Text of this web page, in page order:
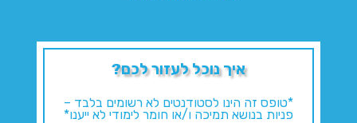
איך נוכל לעזור לכם?
*טופס זה הינו לסטודנטים לא רשומים בלבד –
פניות בנושא תמיכה ו/או חומר לימודי לא ייענו*